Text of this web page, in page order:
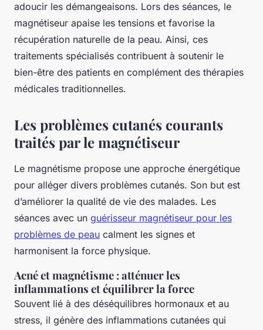
adoucir les démangeaisons. Lors des séances, le
magnétiseur apaise les tensions et favorise la
récupération naturelle de la peau. Ainsi, ces
traitements spécialisés contribuent à soutenir le
bien-être des patients en complément des thérapies
médicales traditionnelles.
Les problèmes cutanés courants
traités par le magnétiseur
Le magnétisme propose une approche énergétique
pour alléger divers problèmes cutanés. Son but est
d’améliorer la qualité de vie des malades. Les
séances avec un guérisseur magnétiseur pour les
problèmes de peau calment les signes et
harmonisent la force physique.
Acné et magnétisme : atténuer les
inflammations et équilibrer la force
Souvent lié à des déséquilibres hormonaux et au
stress, il génère des inflammations cutanées qui